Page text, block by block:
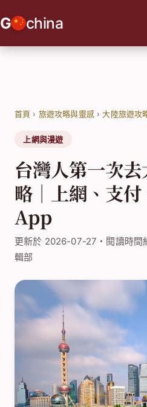
至
G china
首頁 › 旅遊攻略與靈感›大陸旅遊攻
上網與漫遊
台灣人第一次
略｜上網、支
App
更新於 2026-07-27・閱讀時間
輯部